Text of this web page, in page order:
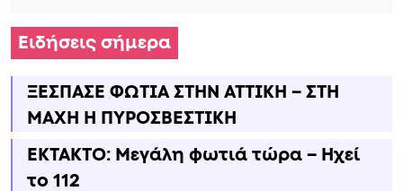
Ειδήσεις σήμερα
ΞΕΣΠΑΣΕ ΦΩΤΙΑ ΣΤΗΝ ΑΤΤΙΚΗ – ΣΤΗ
ΜΑΧΗ Η ΠΥΡΟΣΒΕΣΤΙΚΗ
ΕΚΤΑΚΤΟ: Μεγάλη φωτιά τώρα – Ηχεί
το 112